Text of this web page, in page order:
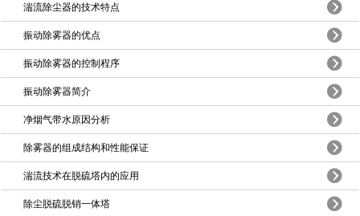
湍流除尘器的技术特点
振动除雾器的优点
振动除雾器的控制程序
振动除雾器简介
净烟气带水原因分析
除雾器的组成结构和性能保证
湍流技术在脱硫塔内的应用
除尘脱硫脱销一体塔